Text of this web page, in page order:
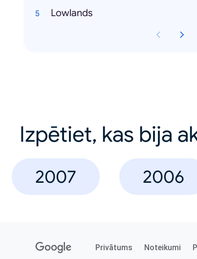
Lowlands
Izpētiet, kas bija
2007 2006
Privātums Noteikumi